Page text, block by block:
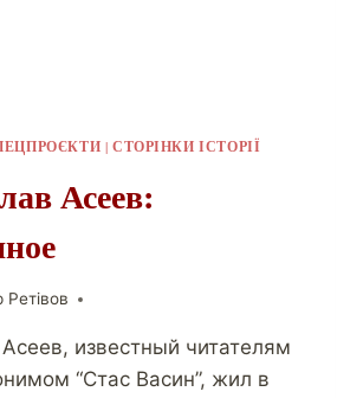
| СТОРІНКИ ІСТОРІЇ
Асеев:
известный читателям
“Стас Васин”, жил в